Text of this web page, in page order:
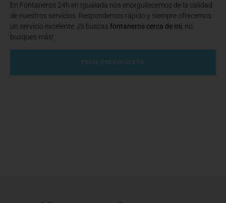
En Fontaneros 24h en Igualada nos enorgullecemos de la calidad
de nuestros servicios. Respondemos rápido y siempre ofrecemos
un servicio excelente. ¡Si buscas fontaneros cerca de mí , no
busques más!
PEDIR PRESUPUESTO